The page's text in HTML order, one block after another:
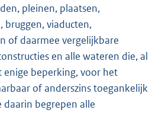
pleinen, plaatsen,
bruggen, viaducten,
of daarmee vergelijkbare
en alle wateren die, al
enige beperking, voor het
of anderszins toegankelijk
daarin begrepen alle